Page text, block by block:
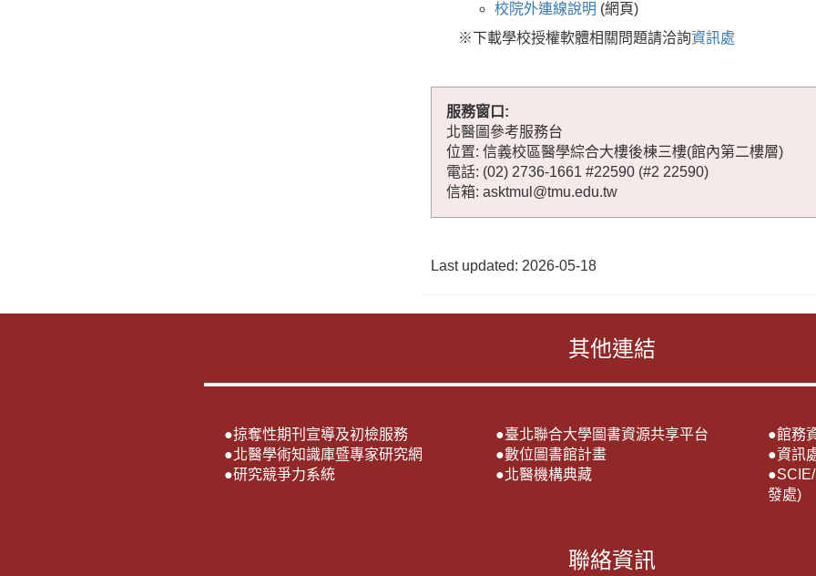
校院外連線說明 (網頁)
※下載學校授權軟體相關問題請洽詢資訊處
服務窗口:
北醫圖參考服務台
位置: 信義校區醫學綜合大樓後棟三樓(館內第二樓層)
電話: (02) 2736-1661 #22590 (#2 22590)
信箱: asktmul@tmu.edu.tw
Last updated: 2026-05-18
其他連結
●掠奪性期刊宣導及初檢服務
●北醫學術知識庫暨專家研究網
●研究競爭力系統
●臺北聯合大學圖書資源共享平台
●數位圖書館計畫
●北醫機構典藏
●館務
●資訊
●
發處)
聯絡資訊